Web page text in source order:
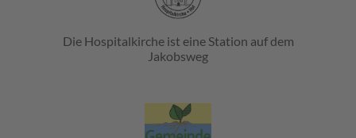
Die Hospitalkirche ist eine Station auf dem
Jakobsweg